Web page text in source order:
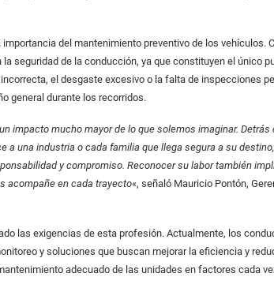
del mantenimiento preventivo de los vehículos.
seguridad de la conducción, ya que constituyen el único
el desgaste excesivo o la falta de inspecciones
general durante los recorridos.
impacto mucho mayor de lo que solemos imaginar.
a una industria o cada familia que llega segura a su
y compromiso. Reconocer su labor también
acompañe en cada trayecto«, señaló Mauricio Pontón,
las exigencias de esta profesión. Actualmente, los
y soluciones que buscan mejorar la eficiencia y
adecuado de las unidades en factores cada